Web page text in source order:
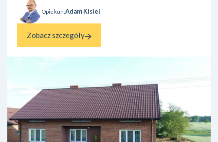
Opiekun:Adam Kisiel
Zobacz szczegóły